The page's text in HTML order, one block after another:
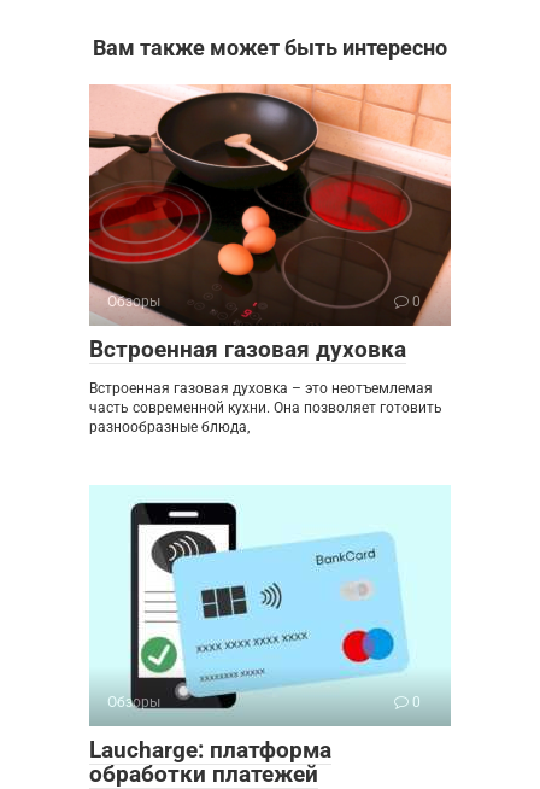
Вам также может быть интересно
Обзоры 0
Встроенная газовая духовка
Встроенная газовая духовка – это неотъемлемая
часть современной кухни. Она позволяет готовить
разнообразные блюда,
Обзоры 0
Laucharge: платформа
обработки платежей